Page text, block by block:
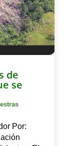
de
se
Por: